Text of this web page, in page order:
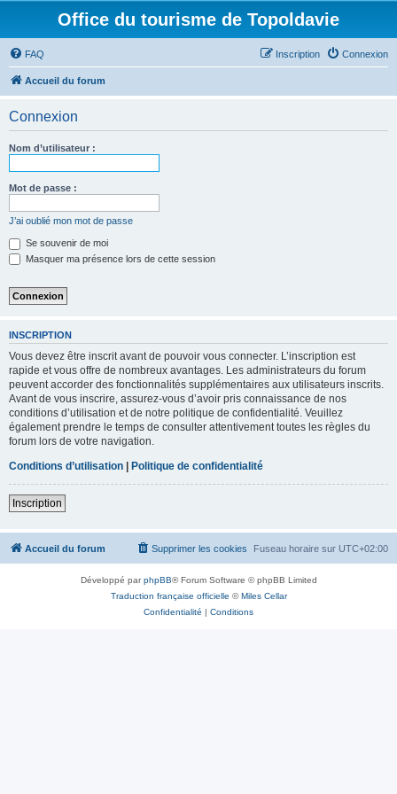
Office du tourisme de Topoldavie
FAQ Connexion
Inscription
Accueil du forum
Connexion
Nom d’utilisateur :
Mot de passe :
J’ai oublié mon mot de passe
Se souvenir de moi
Masquer ma présence lors de cette session
INSCRIPTION
Vous devez être inscrit avant de pouvoir vous connecter. L’inscription est
rapide et vous offre de nombreux avantages. Les administrateurs du forum
peuvent accorder des fonctionnalités supplémentaires aux utilisateurs inscrits.
Avant de vous inscrire, assurez-vous d’avoir pris connaissance de nos
conditions d’utilisation et de notre politique de confidentialité. Veuillez
également prendre le temps de consulter attentivement toutes les règles du
forum lors de votre navigation.
Conditions d’utilisation | Politique de confidentialité
Inscription
Accueil du forum Fuseau horaire sur UTC+02:00
Supprimer les cookies
Développé parphpBB® Forum Software © phpBB Limited
Traduction française officielle ©Miles Cellar
Confidentialité | Conditions